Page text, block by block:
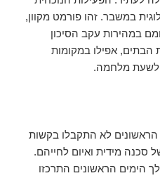
במשבר. זהו פורמט מקוון,
במהירות עקב הסיכון
הבתים, אפילו במקומות
לשעת מלחמה.
לא התקבלו בקשות
סכנה מידית ואיום לחייהם.
הימים הראשונים התרכזו